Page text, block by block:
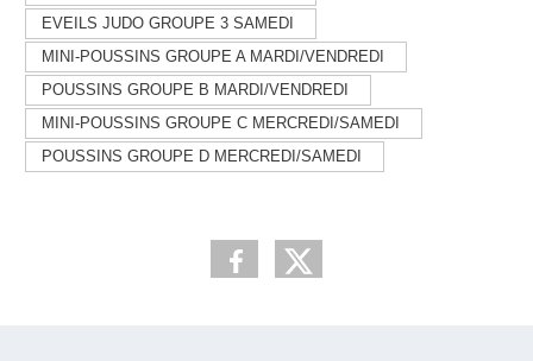
EVEILS JUDO GROUPE 3 SAMEDI
MINI-POUSSINS GROUPE A MARDI/VENDREDI
POUSSINS GROUPE B MARDI/VENDREDI
MINI-POUSSINS GROUPE C MERCREDI/SAMEDI
POUSSINS GROUPE D MERCREDI/SAMEDI